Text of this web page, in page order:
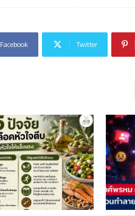
Facebook Twitter